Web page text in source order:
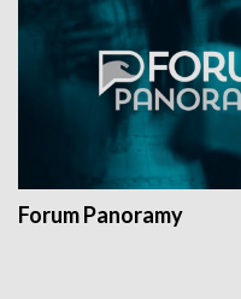
Forum Panoramy